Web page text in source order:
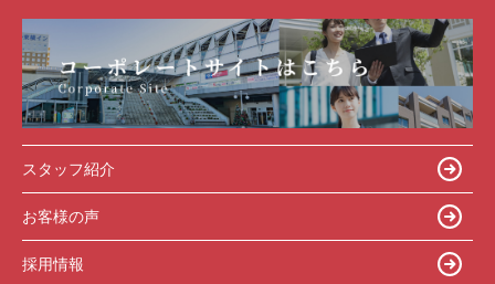
スタッフ紹介
お客様の声
採用情報